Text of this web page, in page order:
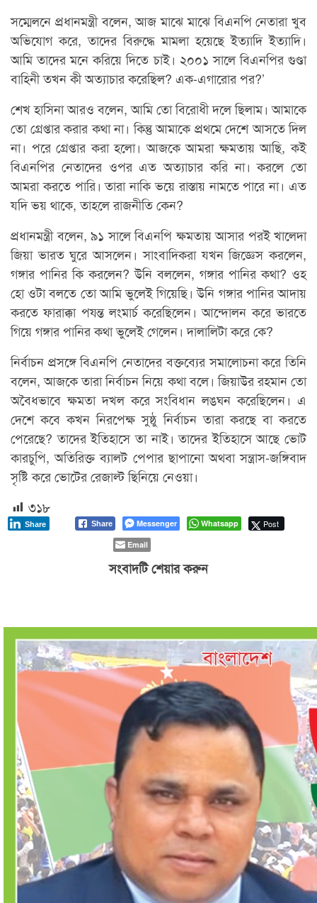
সম্মেলনে প্রধানমন্ত্রী বলেন, আজ মাঝে মাঝে বিএনপি নেতারা খুব
অভিযোগ করে, তাদের বিরুদ্ধে মামলা হয়েছে ইত্যাদি ইত্যাদি।
আমি তাদের মনে করিয়ে দিতে চাই। ২০০১ সালে বিএনপির গুণ্ডা
বাহিনী তখন কী অত্যাচার করেছিল? এক-এগারোর পর?’
শেখ হাসিনা আরও বলেন, আমি তো বিরোধী দলে ছিলাম। আমাকে
তো গ্রেপ্তার করার কথা না। কিন্তু আমাকে প্রথমে দেশে আসতে দিল
না। পরে গ্রেপ্তার করা হলো। আজকে আমরা ক্ষমতায় আছি, কই
বিএনপির নেতাদের ওপর এত অত্যাচার করি না। করলে তো
আমরা করতে পারি। তারা নাকি ভয়ে রাস্তায় নামতে পারে না। এত
যদি ভয় থাকে, তাহলে রাজনীতি কেন?
প্রধানমন্ত্রী বলেন, ৯১ সালে বিএনপি ক্ষমতায় আসার পরই খালেদা
জিয়া ভারত ঘুরে আসলেন। সাংবাদিকরা যখন জিজ্ঞেস করলেন,
গঙ্গার পানির কি করলেন? উনি বললেন, গঙ্গার পানির কথা? ওহ
হো ‍ওটা বলতে তো আমি ভুলেই গিয়েছি। উনি গঙ্গার পানির আদায়
করতে ফারাক্কা পযন্ত লংমার্চ করেছিলেন। আন্দোলন করে ভারতে
গিয়ে গঙ্গার পানির কথা ভুলেই গেলেন। দালালিটা করে কে?
নির্বাচন প্রসঙ্গে বিএনপি নেতাদের বক্তব্যের সমালোচনা করে তিনি
বলেন, আজকে তারা নির্বাচন নিয়ে কথা বলে। জিয়াউর রহমান তো
অবৈধভাবে ক্ষমতা দখল করে সংবিধান লঙঘন করেছিলেন। এ
দেশে কবে কখন নিরপেক্ষ সুষ্ঠু নির্বাচন তারা করছে বা করতে
পেরেছে? তাদের ইতিহাসে তা নাই। তাদের ইতিহাসে আছে ভোট
কারচুপি, অতিরিক্ত ব্যালট পেপার ছাপানো অথবা সন্ত্রাস-জঙ্গিবাদ
সৃষ্টি করে ভোটের রেজাল্ট ছিনিয়ে নেওয়া।
৩১৮
Share Messenger Whatsapp Post
Share
Email
সংবাদটি শেয়ার করুন